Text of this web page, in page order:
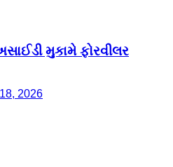
મુકામે ફોરવીલર
2026